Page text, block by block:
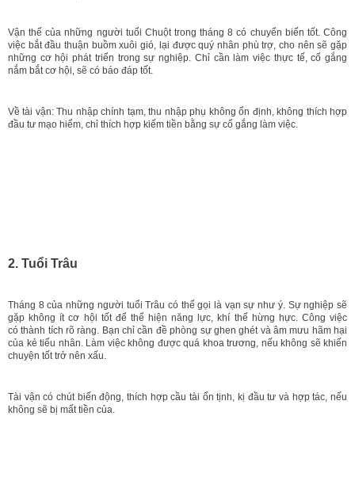
Vận thế của những người tuổi Chuột trong tháng 8 có chuyển biến tốt. Công
việc bắt đầu thuận buồm xuôi gió, lại được quý nhân phù trợ, cho nên sẽ gặp
những cơ hội phát triển trong sự nghiệp. Chỉ cần làm việc thực tế, cố gắng
nắm bắt cơ hội, sẽ có báo đáp tốt.
Về tài vận: Thu nhập chính tạm, thu nhập phụ không ổn định, không thích hợp
đầu tư mạo hiểm, chỉ thích hợp kiếm tiền bằng sự cố gắng làm việc.
2. Tuổi Trâu
Tháng 8 của những người tuổi Trâu có thể gọi là vạn sự như ý. Sự nghiệp sẽ
gặp không ít cơ hội tốt để thể hiện năng lực, khí thế hừng hực. Công việc
có thành tích rõ ràng. Bạn chỉ cần đề phòng sự ghen ghét và âm mưu hãm hại
của kẻ tiểu nhân. Làm việc không được quá khoa trương, nếu không sẽ khiến
chuyện tốt trở nên xấu.
Tài vận có chút biến động, thích hợp cầu tài ổn tịnh, kị đầu tư và hợp tác, nếu
không sẽ bị mất tiền của.